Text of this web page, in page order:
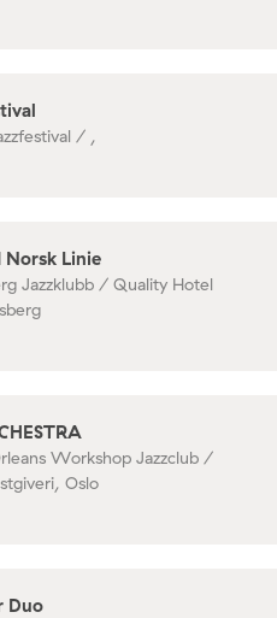
/ ,
Norsk Linie
Jazzklubb / Quality Hotel
Workshop Jazzclub /
Oslo
Duo